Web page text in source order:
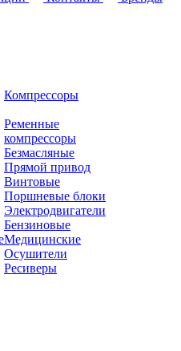
Компрессоры
Ременные
компрессоры
Безмасляные
Прямой привод
Винтовые
Поршневые блоки
Электродвигатели
Бензиновые
Медицинские
Осушители
Ресиверы